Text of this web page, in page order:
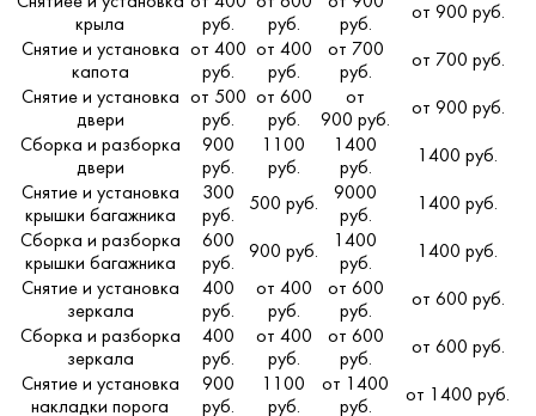
крыла
руб.
руб.
руб.
от 900 руб.
Снятие и установка
капота
от 400
руб.
от 400
руб.
от 700
руб.
от 700 руб.
Снятие и установка
двери
от 500
руб.
от 600
руб.
от
900 руб.
от 900 руб.
Сборка и разборка
двери
900
руб.
1100
руб.
1400
руб.
1400 руб.
Снятие и установка
крышки багажника
300
руб.
500 руб.
9000
руб.
1400 руб.
Сборка и разборка
крышки багажника
600
руб.
900 руб.
1400
руб.
1400 руб.
Снятие и установка
зеркала
400
руб.
от 400
руб.
от 600
руб.
от 600 руб.
Сборка и разборка
зеркала
400
руб.
от 400
руб.
от 600
руб.
от 600 руб.
Снятие и установка
накладки порога
900
руб.
1100
руб.
от 1400
руб.
от 1400 руб.